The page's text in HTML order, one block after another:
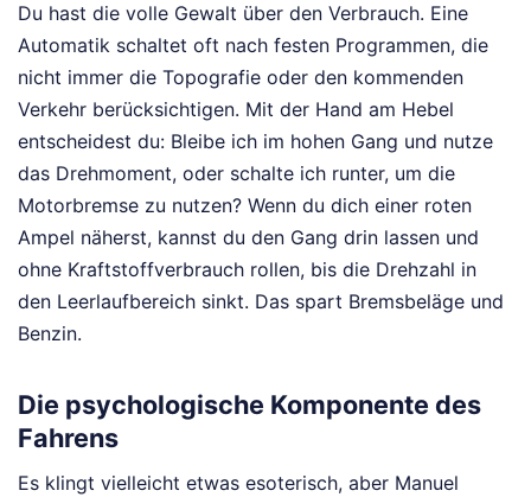
Du hast die volle Gewalt über den Verbrauch. Eine
Automatik schaltet oft nach festen Programmen, die
nicht immer die Topografie oder den kommenden
Verkehr berücksichtigen. Mit der Hand am Hebel
entscheidest du: Bleibe ich im hohen Gang und nutze
das Drehmoment, oder schalte ich runter, um die
Motorbremse zu nutzen? Wenn du dich einer roten
Ampel näherst, kannst du den Gang drin lassen und
ohne Kraftstoffverbrauch rollen, bis die Drehzahl in
den Leerlaufbereich sinkt. Das spart Bremsbeläge und
Benzin.
Die psychologische Komponente des
Fahrens
Es klingt vielleicht etwas esoterisch, aber Manuel